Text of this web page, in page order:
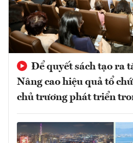
Để quyết sách tạo ra
Nâng cao hiệu quả tổ
chủ trương phát triển